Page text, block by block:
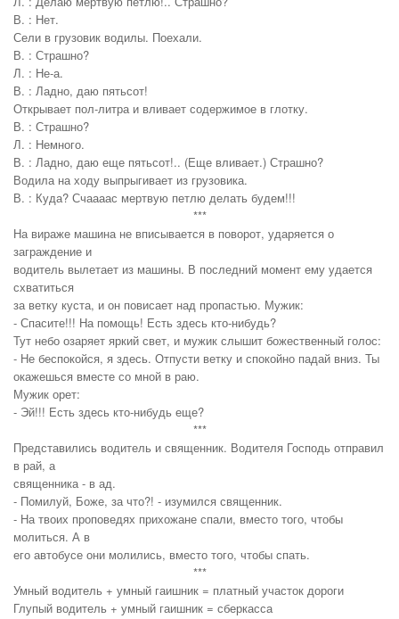
В. : Нет.
Сели в грузовик водилы. Поехали.
В. : Страшно?
Л. : Не-а.
В. : Ладно, даю пятьсот!
Открывает пол-литра и вливает содержимое в глотку.
В. : Страшно?
Л. : Немного.
В. : Ладно, даю еще пятьсот!.. (Еще вливает.) Страшно?
Водила на ходу выпрыгивает из грузовика.
В. : Куда? Счаааас мертвую петлю делать будем!!!
***
На вираже машина не вписывается в поворот, ударяется о
заграждение и
водитель вылетает из машины. В последний момент ему удается
схватиться
за ветку куста, и он повисает над пропастью. Мужик:
- Спасите!!! На помощь! Есть здесь кто-нибудь?
Тут небо озаряет яркий свет, и мужик слышит божественный голос:
- Не беспокойся, я здесь. Отпусти ветку и спокойно падай вниз. Ты
окажешься вместе со мной в раю.
Мужик орет:
- Эй!!! Есть здесь кто-нибудь еще?
***
Представились водитель и священник. Водителя Господь отправил
в рай, а
священника - в ад.
- Помилуй, Боже, за что?! - изумился священник.
- На твоих проповедях прихожане спали, вместо того, чтобы
молиться. А в
его автобусе они молились, вместо того, чтобы спать.
***
Умный водитель + умный гаишник = платный участок дороги
Глупый водитель + умный гаишник = сберкасса